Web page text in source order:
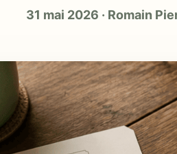
31 mai 2026 · Romain